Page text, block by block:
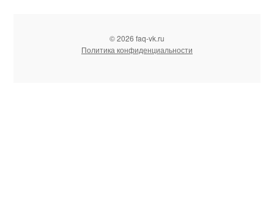
© 2026 faq-vk.ru
Политика конфиденциальности